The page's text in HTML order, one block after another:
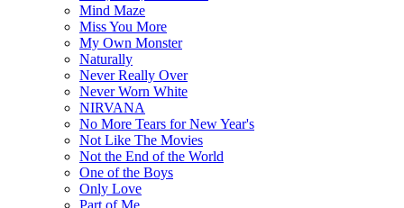
Mind Maze
Miss You More
My Own Monster
Naturally
Never Really Over
Never Worn White
NIRVANA
No More Tears for New Year's
Not Like The Movies
Not the End of the World
One of the Boys
Only Love
Part of Me